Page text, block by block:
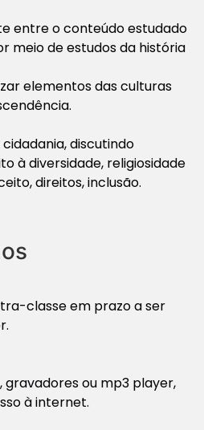
entre o conteúdo estudado
meio de estudos da história
elementos das culturas
discutindo
à diversidade, religiosidade
direitos, inclusão.
classe em prazo a ser
ou mp3 player,
à internet.